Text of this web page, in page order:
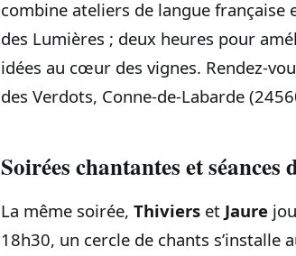
combine ateliers de langue
des Lumières ; deux heures pour
idées au cœur des vignes. Rendez-
des Verdots, Conne-de-Labarde
Soirées chantantes et
La même soirée, Thiviers et Jaure
18h30, un cercle de chants